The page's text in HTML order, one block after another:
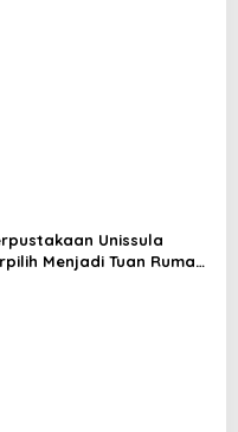
Unissula
Menjadi Tuan Rumah